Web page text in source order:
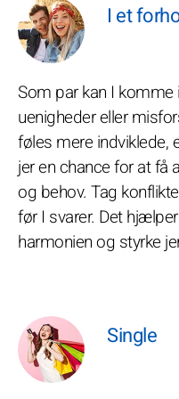
I et
Som par kan I
uenigheder eller
føles mere indviklede,
jer en chance for at få
og behov. Tag
før I svarer. Det
harmonien og styrke
Single